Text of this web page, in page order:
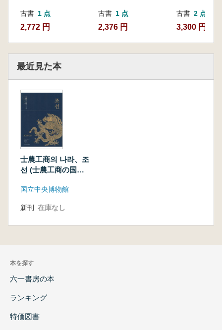
古書 1 点
2,772 円
古書 1 点
2,376 円
古書 2 点
3,300 円~
最近見た本
士農工商의 나라、조
선 (士農工商の国、
国立中央博物館
新刊 在庫なし
本を探す
六一書房の本
ランキング
特価図書